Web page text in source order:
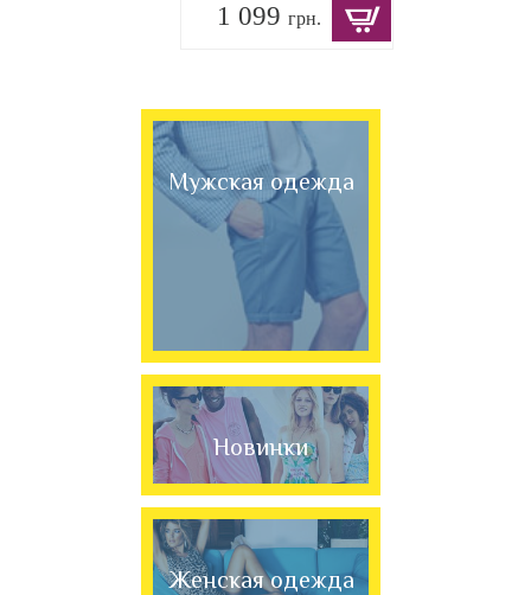
1 099грн.
Мужская одежда
Новинки
Женская одежда